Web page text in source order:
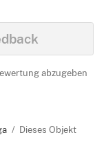
abzugeben
Dieses Objekt